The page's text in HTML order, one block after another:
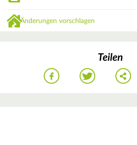
Änderungen vorschlagen
Teilen